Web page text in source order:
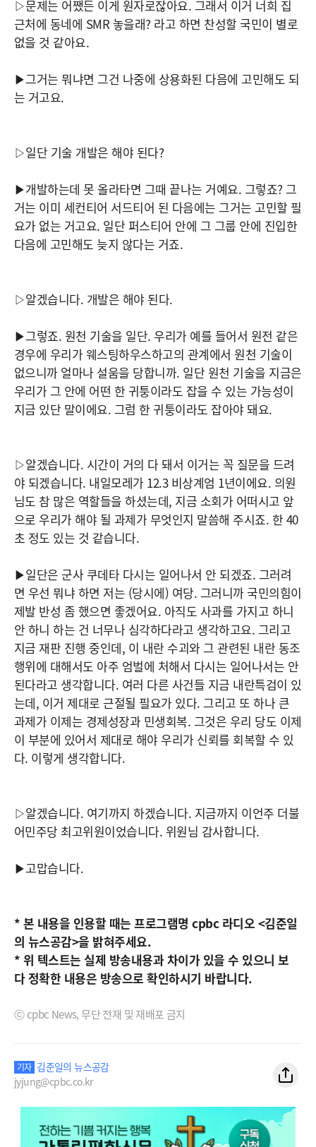
▷문제는 어쨌든 이게 원자로잖아요. 그래서 이거 너희 집
근처에 동네에 SMR 놓을래? 라고 하면 찬성할 국민이 별로
없을 것 같아요.
▶그거는 뭐냐면 그건 나중에 상용화된 다음에 고민해도 되
는 거고요.
▷일단 기술 개발은 해야 된다?
▶개발하는데 못 올라타면 그때 끝나는 거예요. 그렇죠? 그
거는 이미 세컨티어 서드티어 된 다음에는 그거는 고민할 필
요가 없는 거고요. 일단 퍼스티어 안에 그 그룹 안에 진입한
다음에 고민해도 늦지 않다는 거죠.
▷알겠습니다. 개발은 해야 된다.
▶그렇죠. 원천 기술을 일단. 우리가 예를 들어서 원전 같은
경우에 우리가 웨스팅하우스하고의 관계에서 원천 기술이
없으니까 얼마나 설움을 당합니까. 일단 원천 기술을 지금은
우리가 그 안에 어떤 한 귀퉁이라도 잡을 수 있는 가능성이
지금 있단 말이에요. 그럼 한 귀퉁이라도 잡아야 돼요.
▷알겠습니다. 시간이 거의 다 돼서 이거는 꼭 질문을 드려
야 되겠습니다. 내일모레가 12.3 비상계엄 1년이에요. 의원
님도 참 많은 역할들을 하셨는데, 지금 소회가 어떠시고 앞
으로 우리가 해야 될 과제가 무엇인지 말씀해 주시죠. 한 40
초 정도 있는 것 같습니다.
▶일단은 군사 쿠데타 다시는 일어나서 안 되겠죠. 그러려
면 우선 뭐냐 하면 저는 (당시에) 여당. 그러니까 국민의힘이
제발 반성 좀 했으면 좋겠어요. 아직도 사과를 가지고 하니
안 하니 하는 건 너무나 심각하다라고 생각하고요. 그리고
지금 재판 진행 중인데, 이 내란 수괴와 그 관련된 내란 동조
행위에 대해서도 아주 엄벌에 처해서 다시는 일어나서는 안
된다라고 생각합니다. 여러 다른 사건들 지금 내란특검이 있
는데, 이거 제대로 근절될 필요가 있다. 그리고 또 하나 큰
과제가 이제는 경제성장과 민생회복. 그것은 우리 당도 이제
이 부분에 있어서 제대로 해야 우리가 신뢰를 회복할 수 있
다. 이렇게 생각합니다.
▷알겠습니다. 여기까지 하겠습니다. 지금까지 이언주 더불
어민주당 최고위원이었습니다. 위원님 감사합니다.
▶고맙습니다.
* 본 내용을 인용할 때는 프로그램명 cpbc 라디오 <김준일
의 뉴스공감>을 밝혀주세요.
* 위 텍스트는 실제 방송내용과차이가 있을 수 있으니 보
다정확한 내용은 방송으로 확인하시기 바랍니다.
ⓒ cpbc News, 무단 전재 및 재배포 금지
기자 김준일의 뉴스공감
jyjung@cpbc.co.kr